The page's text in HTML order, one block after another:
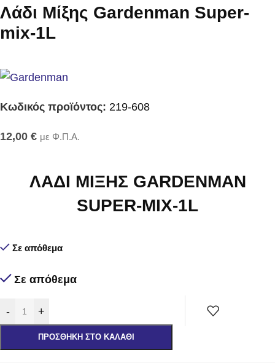
Λάδι Μίξης Gardenman Super-
mix-1L
Κωδικός προϊόντος: 219-608
12,00 € με Φ.Π.Α.
ΛΑΔΙ ΜΙΞΗΣ GARDENMAN
SUPER-MIX-1L
Σε απόθεμα
Σε απόθεμα
- +
ΠΡΟΣΘΉΚΗ ΣΤΟ ΚΑΛΆΘΙ